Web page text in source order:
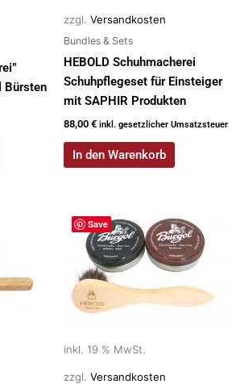
Bürsten
zzgl. Versandkosten
Bundles & Sets
HEBOLD Schuhmacherei
Schuhpflegeset für Einsteiger
mit SAPHIR Produkten
88,00 € inkl. gesetzlicher Umsatzsteuer
In den Warenkorb
Save
inkl. 19 % MwSt.
zzgl. Versandkosten